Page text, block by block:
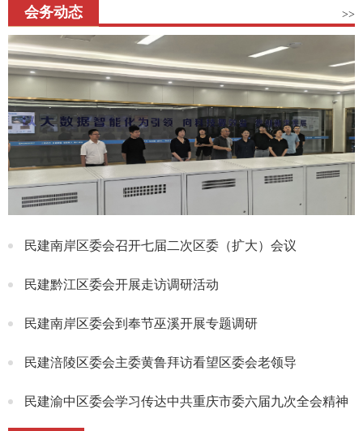
会务动态 >>
民建南岸区委会召开七届二次区委（扩大）会议
民建黔江区委会开展走访调研活动
民建南岸区委会到奉节巫溪开展专题调研
民建涪陵区委会主委黄鲁拜访看望区委会老领导
民建渝中区委会学习传达中共重庆市委六届九次全会精神